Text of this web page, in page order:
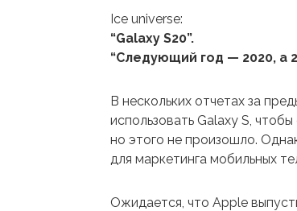
Ice universe:
“Galaxy S20”.
“Следующий год — 2020, а
В нескольких отчетах за
использовать Galaxy S,
но этого не произошло.
для маркетинга мобильных
Ожидается, что Apple